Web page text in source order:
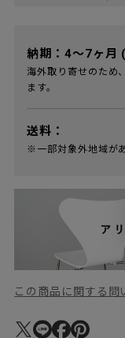
納期：4～7ヶ月
海外取り寄せのため
ます。
送料：
※一部対象外地域が
この商品に関する問